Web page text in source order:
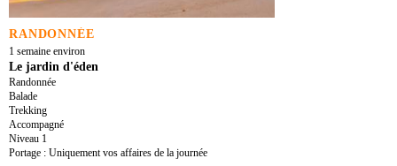
RANDONNÉE
1 semaine environ
Le jardin d'éden
Randonnée
Balade
Trekking
Accompagné
Niveau 1
Portage : Uniquement vos affaires de la journée